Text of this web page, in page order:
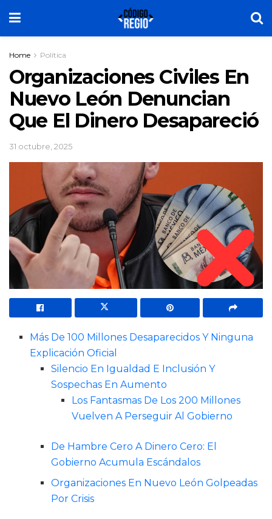
Home Política
Organizaciones Civiles En
Nuevo León Denuncian
Que El Dinero Desapareció
31 octubre, 2025
Más De 100 Millones Desaparecidos Y Ninguna
Explicación Oficial
Silencio En Igualdad E Inclusión Y
Sospechas En Aumento
Los Fantasmas De Los 200 Millones
Vuelven A Perseguir Al Gobierno
De Hambre Cero A Dinero Cero: El
Gobierno Acumula Escándalos
Organizaciones En Nuevo León Golpeadas
Por Crisis